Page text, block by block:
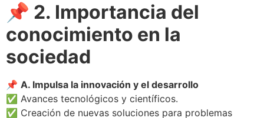
📌 2. Importancia del
conocimiento en la
sociedad
📌 A. Impulsa la innovación y el desarrollo
✅ Avances tecnológicos y científicos.
✅ Creación de nuevas soluciones para problemas